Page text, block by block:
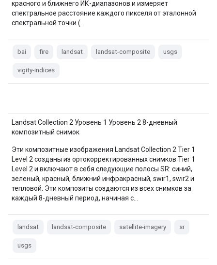
красного и ближнего ИК-диапазонов и измеряет
спектральное расстояние каждого пикселя от эталонной
спектральной точки (…
bai fire landsat landsat-composite usgs
vigity-indices
Landsat Collection 2 Уровень 1 Уровень 2 8-дневный
композитный снимок
Эти композитные изображения Landsat Collection 2 Tier 1
Level 2 созданы из ортокорректированных снимков Tier 1
Level 2 и включают в себя следующие полосы SR: синий,
зеленый, красный, ближний инфракрасный, swir1, swir2 и
тепловой. Эти композиты создаются из всех снимков за
каждый 8-дневный период, начиная с…
landsat landsat-composite satellite-imagery sr
usgs